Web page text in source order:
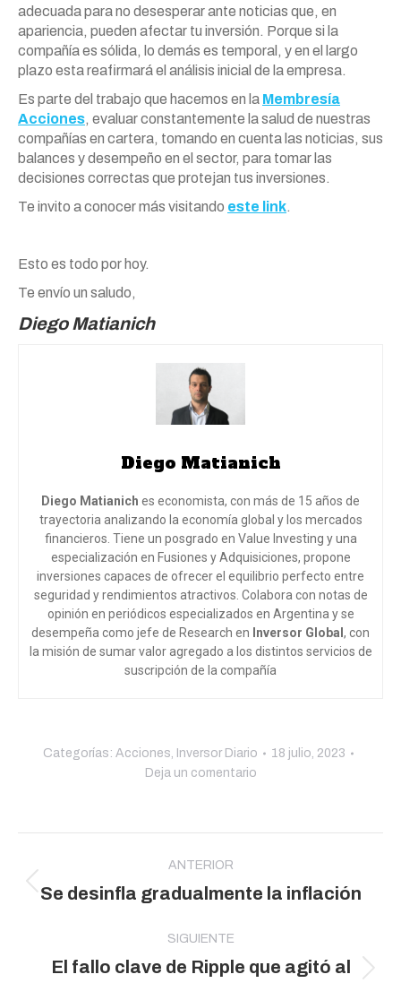
adecuada para no desesperar ante noticias que, en
apariencia, pueden afectar tu inversión. Porque si la
compañía es sólida, lo demás es temporal, y en el largo
plazo esta reafirmará el análisis inicial de la empresa.
Es parte del trabajo que hacemos en la Membresía
Acciones, evaluar constantemente la salud de nuestras
compañías en cartera, tomando en cuenta las noticias, sus
balances y desempeño en el sector, para tomar las
decisiones correctas que protejan tus inversiones.
Te invito a conocer más visitando este link.
Esto es todo por hoy.
Te envío un saludo,
Diego Matianich
Diego Matianich
Diego Matianich es economista, con más de 15 años de
trayectoria analizando la economía global y los mercados
financieros. Tiene un posgrado en Value Investing y una
especialización en Fusiones y Adquisiciones, propone
inversiones capaces de ofrecer el equilibrio perfecto entre
seguridad y rendimientos atractivos. Colabora con notas de
opinión en periódicos especializados en Argentina y se
desempeña como jefe de Research en Inversor Global , con
la misión de sumar valor agregado a los distintos servicios de
suscripción de la compañía
Categorías: Acciones Inversor Diario
18 julio, 2023
Deja un comentario
entre
publicaciones
ANTERIOR
Publicación
Se desinfla gradualmente la inflación
SIGUIENTE
Publicación
El fallo clave de Ripple que agitó al